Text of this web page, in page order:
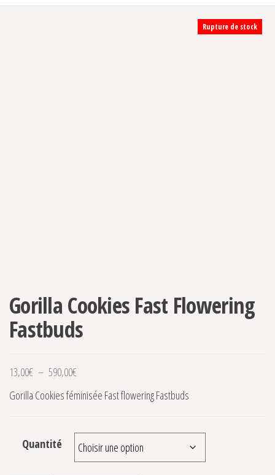
Gorilla Cookies Fast Flowering
Fastbuds
13,00€ – 590,00€
Rupture de stock
Gorilla Cookies féminisée Fast flowering Fastbuds
Quantité